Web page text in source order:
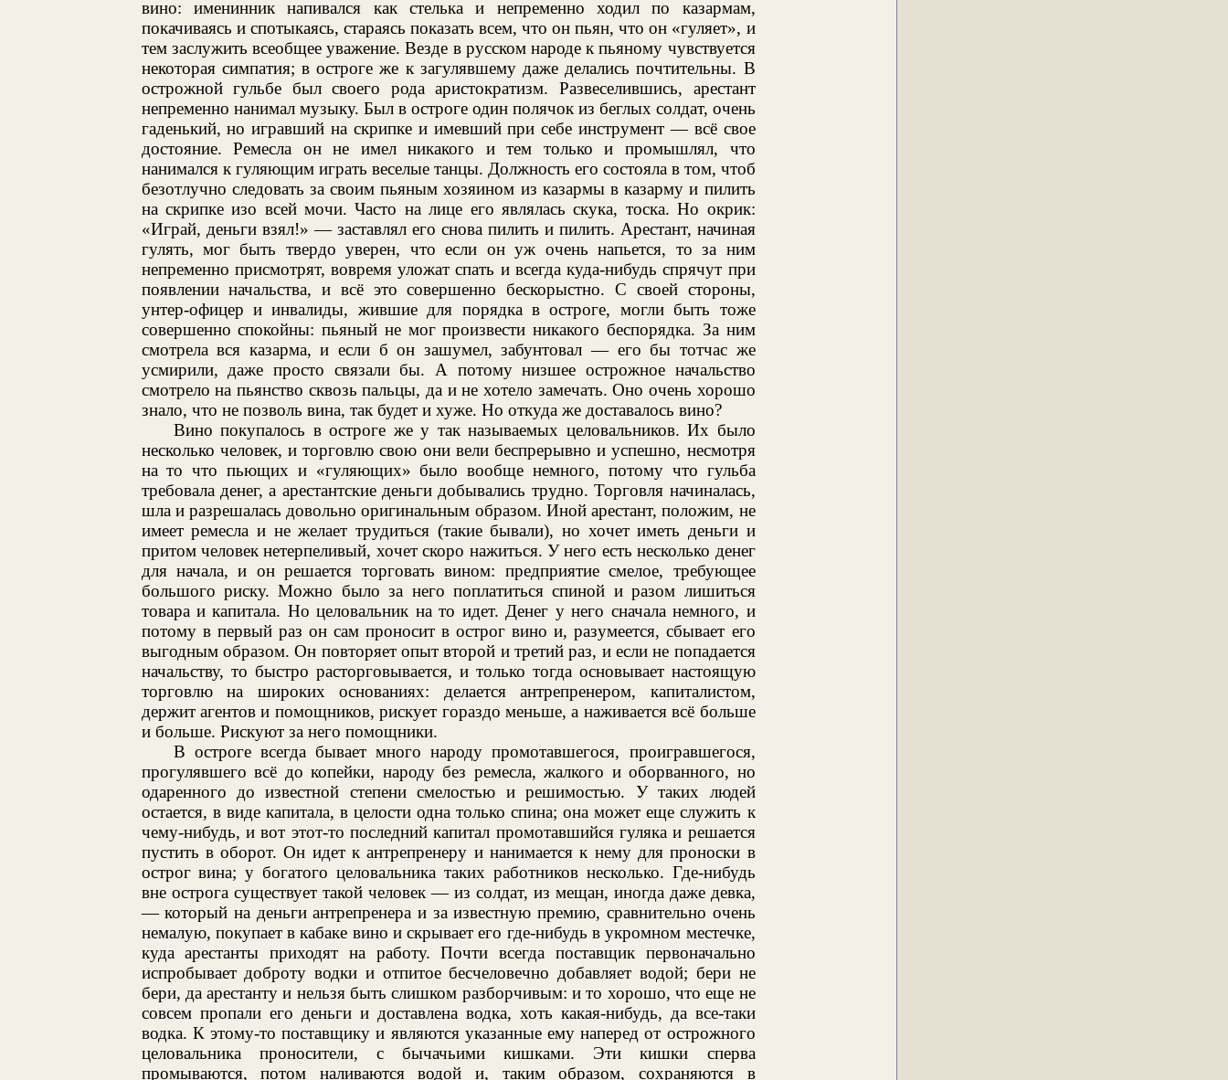
вино: именинник напивался как стелька и непременно ходил по казармам,
покачиваясь и спотыкаясь, стараясь показать всем, что он пьян, что он «гуляет», и
тем заслужить всеобщее уважение. Везде в русском народе к пьяному чувствуется
некоторая симпатия; в остроге же к загулявшему даже делались почтительны. В
острожной гульбе был своего рода аристократизм. Развеселившись, арестант
непременно нанимал музыку. Был в остроге один полячок из беглых солдат, очень
гаденький, но игравший на скрипке и имевший при себе инструмент — всё свое
достояние. Ремесла он не имел никакого и тем только и промышлял, что
нанимался к гуляющим играть веселые танцы. Должность его состояла в том, чтоб
безотлучно следовать за своим пьяным хозяином из казармы в казарму и пилить
на скрипке изо всей мочи. Часто на лице его являлась скука, тоска. Но окрик:
«Играй, деньги взял!» — заставлял его снова пилить и пилить. Арестант, начиная
гулять, мог быть твердо уверен, что если он уж очень напьется, то за ним
непременно присмотрят, вовремя уложат спать и всегда куда-нибудь спрячут при
появлении начальства, и всё это совершенно бескорыстно. С своей стороны,
унтер-офицер и инвалиды, жившие для порядка в остроге, могли быть тоже
совершенно спокойны: пьяный не мог произвести никакого беспорядка. За ним
смотрела вся казарма, и если б он зашумел, забунтовал — его бы тотчас же
усмирили, даже просто связали бы. А потому низшее острожное начальство
смотрело на пьянство сквозь пальцы, да и не хотело замечать. Оно очень хорошо
знало, что не позволь вина, так будет и хуже. Но откуда же доставалось вино?
Вино покупалось в остроге же у так называемых целовальников. Их было
несколько человек, и торговлю свою они вели беспрерывно и успешно, несмотря
на то что пьющих и «гуляющих» было вообще немного, потому что гульба
требовала денег, а арестантские деньги добывались трудно. Торговля начиналась,
шла и разрешалась довольно оригинальным образом. Иной арестант, положим, не
имеет ремесла и не желает трудиться (такие бывали), но хочет иметь деньги и
притом человек нетерпеливый, хочет скоро нажиться. У него есть несколько денег
для начала, и он решается торговать вином: предприятие смелое, требующее
большого риску. Можно было за него поплатиться спиной и разом лишиться
товара и капитала. Но целовальник на то идет. Денег у него сначала немного, и
потому в первый раз он сам проносит в острог вино и, разумеется, сбывает его
выгодным образом. Он повторяет опыт второй и третий раз, и если не попадается
начальству, то быстро расторговывается, и только тогда основывает настоящую
торговлю на широких основаниях: делается антрепренером, капиталистом,
держит агентов и помощников, рискует гораздо меньше, а наживается всё больше
и больше. Рискуют за него помощники.
В остроге всегда бывает много народу промотавшегося, проигравшегося,
прогулявшего всё до копейки, народу без ремесла, жалкого и оборванного, но
одаренного до известной степени смелостью и решимостью. У таких людей
остается, в виде капитала, в целости одна только спина; она может еще служить к
чему-нибудь, и вот этот-то последний капитал промотавшийся гуляка и решается
пустить в оборот. Он идет к антрепренеру и нанимается к нему для проноски в
острог вина; у богатого целовальника таких работников несколько. Где-нибудь
вне острога существует такой человек — из солдат, из мещан, иногда даже девка,
— который на деньги антрепренера и за известную премию, сравнительно очень
немалую, покупает в кабаке вино и скрывает его где-нибудь в укромном местечке,
куда арестанты приходят на работу. Почти всегда поставщик первоначально
испробывает доброту водки и отпитое бесчеловечно добавляет водой; бери не
бери, да арестанту и нельзя быть слишком разборчивым: и то хорошо, что еще не
совсем пропали его деньги и доставлена водка, хоть какая-нибудь, да все-таки
водка. К этому-то поставщику и являются указанные ему наперед от острожного
целовальника проносители, с бычачьими кишками. Эти кишки сперва
промываются, потом наливаются водой и, таким образом, сохраняются в